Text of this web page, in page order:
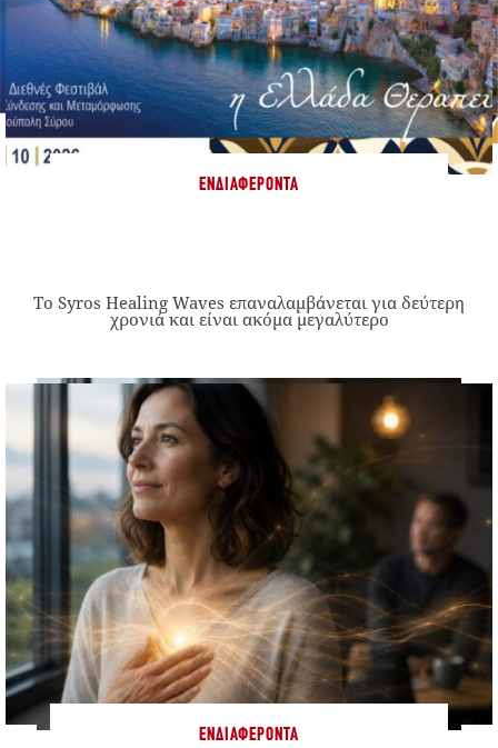
ΕΝΔΙΑΦΈΡΟΝΤΑ
Το Syros Healing Waves επαναλαμβάνεται για δεύτερη
χρονιά και είναι ακόμα μεγαλύτερο
ΕΝΔΙΑΦΈΡΟΝΤΑ